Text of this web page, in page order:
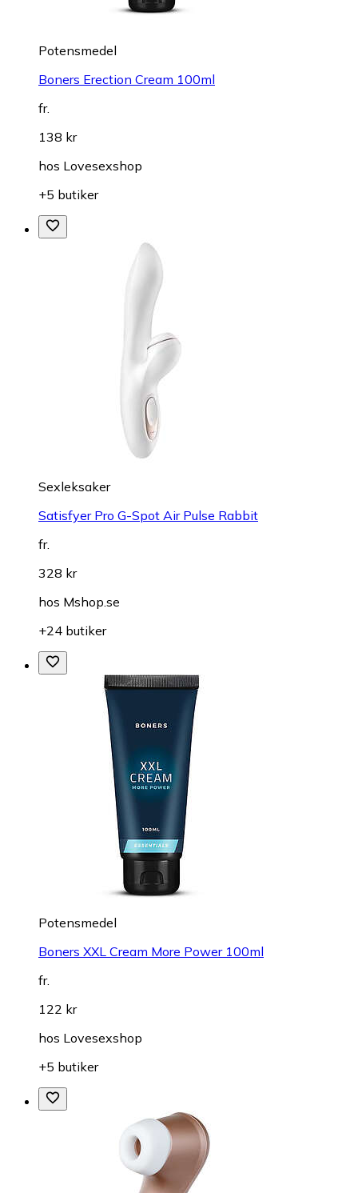
Potensmedel
Boners Erection Cream 100ml
fr.
138 kr
hos Lovesexshop
+5 butiker
Sexleksaker
Satisfyer Pro G-Spot Air Pulse Rabbit
fr.
328 kr
hos Mshop.se
+24 butiker
Potensmedel
Boners XXL Cream More Power 100ml
fr.
122 kr
hos Lovesexshop
+5 butiker